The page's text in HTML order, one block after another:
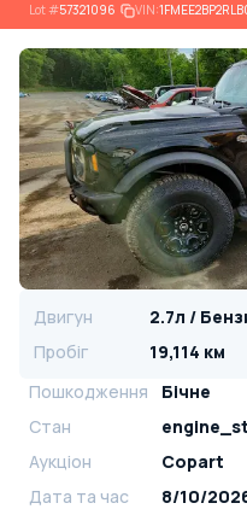
Lot#57321096 VIN:
Двигун 2.7л /
Пробіг
19,114 км
Пошкодження
Бічне
Стан
Аукціон
Copart
Дата та час
8/10/